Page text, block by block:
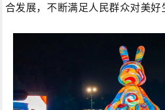
合发展，不断满足人民群众对美好